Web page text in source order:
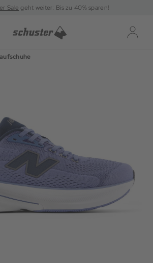
Sale geht weiter: Bis zu 40% sparen!